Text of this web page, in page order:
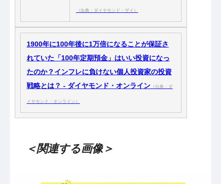
（出典：ダイヤモンド・ザイ）
1900年に100年後に1万倍になることが保証さ
れていた「100年定期預金」はいい投資になっ
たのか？インフレに負けない個人投資家の投資
戦略とは？ - ダイヤモンド・オンライン （出典：ダ
イヤモンド・オンライン）
＜関連する画像＞